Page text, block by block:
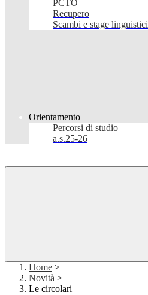
PCTO
Recupero
Scambi e stage linguistici
Orientamento
Percorsi di studio
a.s.25-26
Home >
Novità >
Le circolari